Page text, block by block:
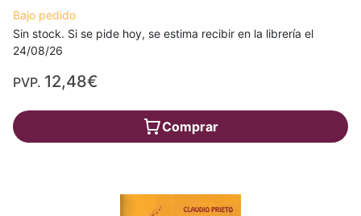
Bajo pedido
Sin stock. Si se pide hoy, se estima recibir en la librería el
24/08/26
PVP. 12,48€
Comprar